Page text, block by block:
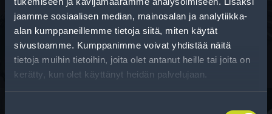
jaamme sosiaalisen median, mainosalan ja analytiikka-
alan kumppaneillemme tietoja siitä, miten käytät
sivustoamme. Kumppanimme voivat yhdistää näitä
tietoja muihin tietoihin, joita olet antanut heille tai joita on
kerätty, kun olet käyttänyt heidän palvelujaan.
Auttaa sinua valitsemaan oikean kokoisen renkaan,
kun vaihdat rengaskokoa.